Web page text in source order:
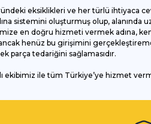
Gönder
eksiklikleri ve her türlü ihtiyaca
oluşturmuş olup, alanında
en doğru hizmeti vermek adına,
henüz bu girişimini
parça tedariğini sağlamasıdır.
ekibimiz ile tüm Türkiye’ye hizmet